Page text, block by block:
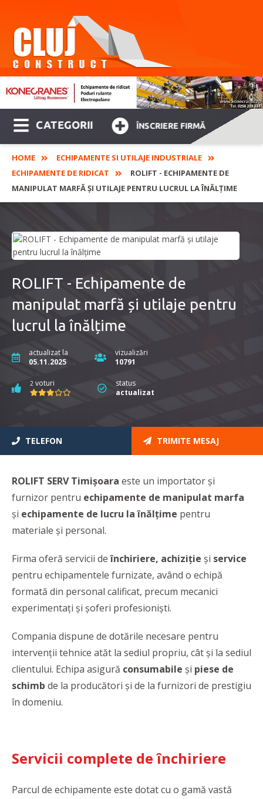
CATEGORII ÎNSCRIERE FIRMĂ
HOME
ECHIPAMENTE SI UTILAJE INDUSTRIALE
ECHIPAMENTE DE RIDICAT
ROLIFT - ECHIPAMENTE DE
MANIPULAT MARFĂ ȘI UTILAJE PENTRU LUCRUL LA ÎNĂLȚIME
ROLIFT - Echipamente de
manipulat marfă și utilaje pentru
lucrul la înălțime
actualizat la
05.11.2025
vizualizări
10791
2 voturi
status
actualizat
TELEFON TRIMITE MESAJ
ROLIFT SERV Timișoara este un importator și
furnizor pentru echipamente de manipulat marfa
şi echipamente de lucru la înălţime pentru
materiale şi personal.
Firma oferă servicii deînchiriere, achiziție și service
pentru echipamentele furnizate, având o echipă
formată din personal calificat, precum mecanici
experimentaţi și șoferi profesioniști.
Compania dispune de dotările necesare pentru
intervenţii tehnice atăt la sediul propriu, cât şi la sediul
clientului. Echipa asigură consumabile şi piese de
schimb de la producători şi de la furnizori de prestigiu
în domeniu.
Servicii complete de închiriere
Parcul de echipamente este dotat cu o gamă vastă